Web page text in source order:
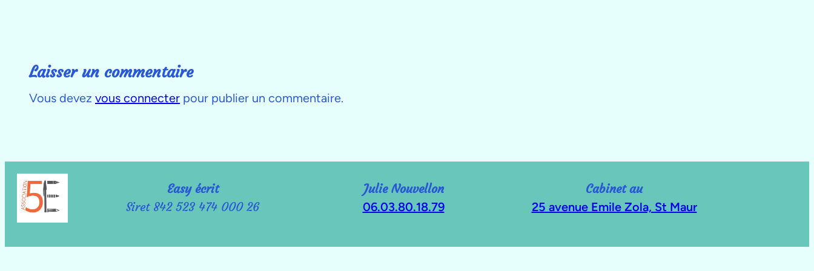
Laisser un commentaire
Vous devez vous connecter pour publier un commentaire.
Easy écrit
Siret 842 523 474 000 26
Julie Nouvellon
06.03.80.18.79
Cabinet au
25 avenue Emile Zola, St Maur